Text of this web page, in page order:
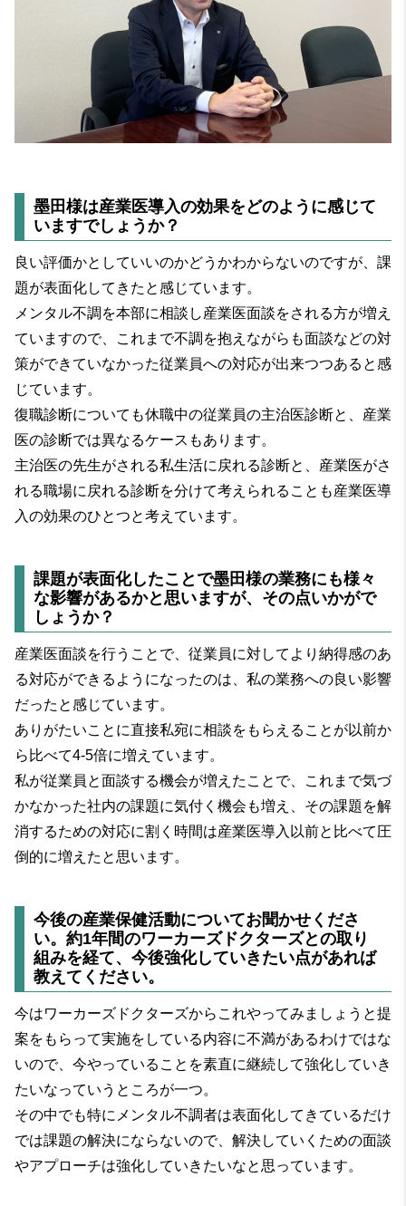
墨田様は産業医導入の効果をどのように感じて
いますでしょうか？
良い評価かとしていいのかどうかわからないのですが、課
題が表面化してきたと感じています。
メンタル不調を本部に相談し産業医面談をされる方が増え
ていますので、これまで不調を抱えながらも面談などの対
策ができていなかった従業員への対応が出来つつあると感
じています。
復職診断についても休職中の従業員の主治医診断と、産業
医の診断では異なるケースもあります。
主治医の先生がされる私生活に戻れる診断と、産業医がさ
れる職場に戻れる診断を分けて考えられることも産業医導
入の効果のひとつと考えています。
課題が表面化したことで墨田様の業務にも様々
な影響があるかと思いますが、その点いかがで
しょうか？
産業医面談を行うことで、従業員に対してより納得感のあ
る対応ができるようになったのは、私の業務への良い影響
だったと感じています。
ありがたいことに直接私宛に相談をもらえることが以前か
ら比べて4-5倍に増えています。
私が従業員と面談する機会が増えたことで、これまで気づ
かなかった社内の課題に気付く機会も増え、その課題を解
消するための対応に割く時間は産業医導入以前と比べて圧
倒的に増えたと思います。
今後の産業保健活動についてお聞かせくださ
い。約1年間のワーカーズドクターズとの取り
組みを経て、今後強化していきたい点があれば
教えてください。
今はワーカーズドクターズからこれやってみましょうと提
案をもらって実施をしている内容に不満があるわけではな
いので、今やっていることを素直に継続して強化していき
たいなっていうところが一つ。
その中でも特にメンタル不調者は表面化してきているだけ
では課題の解決にならないので、解決していくための面談
やアプローチは強化していきたいなと思っています。